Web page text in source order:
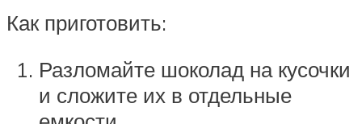
Как приготовить:
Разломайте шоколад на кусочки
и сложите их в отдельные